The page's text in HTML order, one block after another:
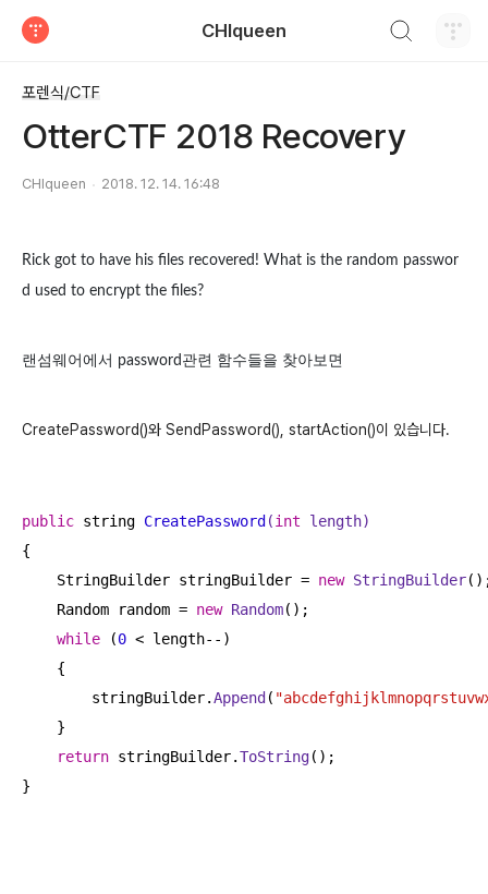
CHIqueen
포렌식/CTF
OtterCTF 2018 Recovery
CHIqueen 2018. 12. 14. 16:48
Rick got to have his files recovered! What is the random passwor
d used to encrypt the files?
랜섬웨어에서 password관련 함수들을 찾아보면
CreatePassword()와 SendPassword(), startAction()이 있습니다.
public string CreatePassword (int length)
{
    StringBuilder stringBuilder =
new StringBuilder
    Random random =
new Random();
while (0 < length--)
    {
        stringBuilder.
Append (
    }
return stringBuilder.ToString();
}